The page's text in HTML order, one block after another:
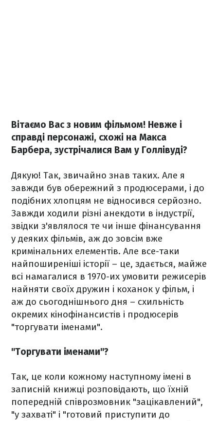
Вітаємо Вас з новим фільмом! Невже і
справді персонажі, схожі на Макса
Барбера, зустрічалися Вам у Голлівуді?
Дякую! Так, звичайно знав таких. Але я
завжди був обережний з продюсерами, і до
подібних хлопцям не відносився серйозно.
Завжди ходили різні анекдоти в індустрії,
звідки з'являлося те чи інше фінансування
у деяких фільмів, аж до зовсім вже
кримінальних елементів. Але все-таки
найпоширеніші історії – це, здається, майже
всі намагалися в 1970-их умовити режисерів
найняти своїх дружин і коханок у фільм, і
аж до сьогоднішнього дня – схильність
окремих кінофінансистів і продюсерів
"торгувати іменами".
"Торгувати іменами"?
Так, це коли кожному наступному імені в
записній книжці розповідають, що їхній
попередній співрозмовник "зацікавлений",
"у захваті" і "готовий приступити до